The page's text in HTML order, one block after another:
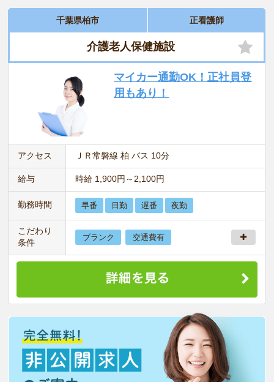
千葉県柏市 正看護師
介護老人保健施設
マイカー通勤OK！正社員登
用もあり！
アクセス ＪＲ常磐線 柏 バス 10分
給与 時給 1,900円～2,100円
勤務時間 早番 日勤 遅番 夜勤
こだわり
条件
ブランク 交通費有